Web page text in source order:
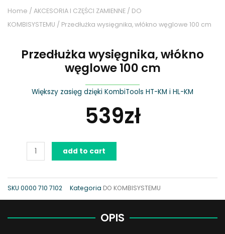
Home / AKCESORIA I CZĘŚCI ZAMIENNE / DO
KOMBISYSTEMU / Przedłużka wysięgnika, włókno węglowe 100 cm
Przedłużka wysięgnika, włókno
węglowe 100 cm
Większy zasięg dzięki KombiTools HT-KM i HL-KM
539zł
Przedłużka
wysięgnika,
węglowe
add to cart
SKU 0000 710 7102 Kategoria DO KOMBISYSTEMU
OPIS